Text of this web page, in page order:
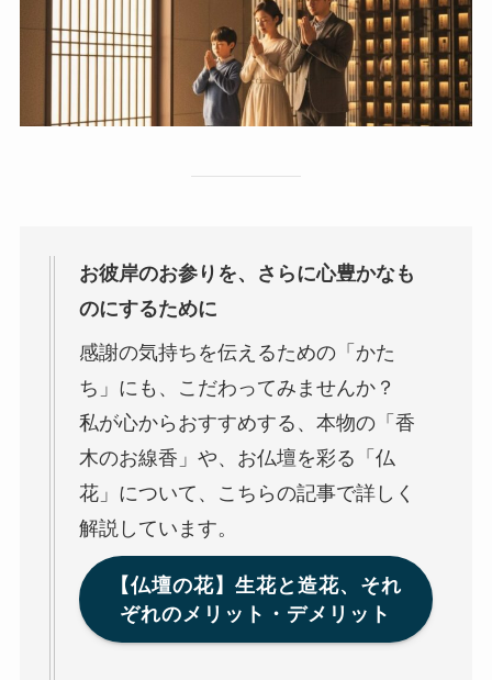
お彼岸のお参りを、さらに心豊かなも
のにするために
感謝の気持ちを伝えるための「かた
ち」にも、こだわってみませんか？
私が心からおすすめする、本物の「香
木のお線香」や、お仏壇を彩る「仏
花」について、こちらの記事で詳しく
解説しています。
【仏壇の花】生花と造花、それ
ぞれのメリット・デメリット